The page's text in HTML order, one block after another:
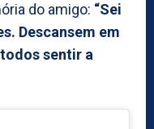
do amigo: “Sei
Descansem em
sentir a